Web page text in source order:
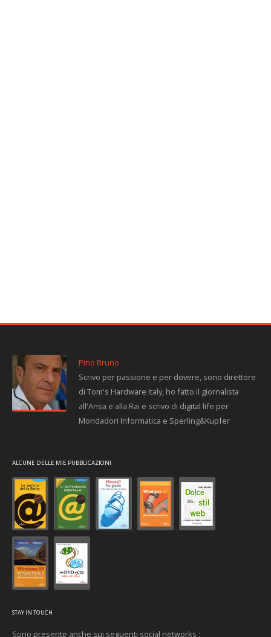
Pino Bruno
Scrivo per passione e per dovere, sono direttore
di Tom's Hardware Italy, ho fatto il giornalista
all'Ansa e alla Rai e scrivo di digital life per
Mondadori Informatica e Sperling&Kupfer
ALCUNE DELLE MIE PUBBLICAZIONI
STAY IN TOUCH
Sono presente anche sui seguenti social networks :